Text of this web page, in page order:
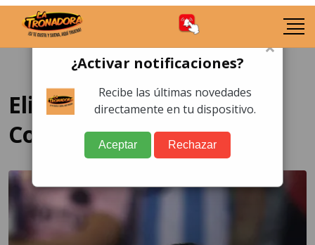
Eliminatoria de la
Conmebol
×
¿Activar notificaciones?
Recibe las últimas novedades
directamente en tu dispositivo.
Aceptar Rechazar